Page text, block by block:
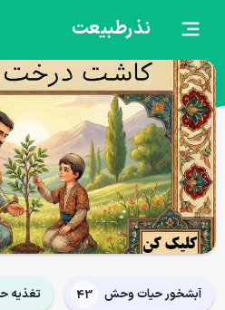
نذرطبیعت
آبشخور حیات وحش 43 تغذیه